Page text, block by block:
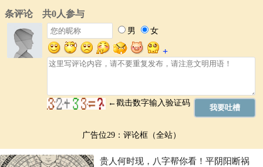
广告位29：评论框（全站）
贵人何时现，八字帮你看！平阴阳断祸